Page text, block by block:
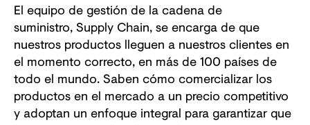
El equipo de gestión de la cadena de
suministro, Supply Chain, se encarga de que
nuestros productos lleguen a nuestros clientes en
el momento correcto, en más de 100 países de
todo el mundo. Saben cómo comercializar los
productos en el mercado a un precio competitivo
y adoptan un enfoque integral para garantizar que